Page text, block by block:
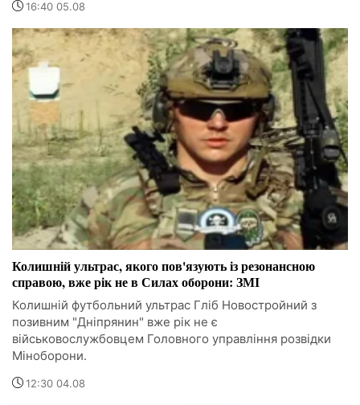
16:40 05.08
Колишній ультрас, якого пов'язують із резонансною
справою, вже рік не в Силах оборони: ЗМІ
Колишній футбольний ультрас Гліб Новостройний з
позивним "Дніпрянин" вже рік не є
військовослужбовцем Головного управління розвідки
Міноборони.
12:30 04.08